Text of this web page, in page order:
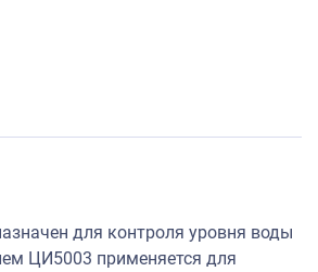
для контроля уровня воды
ЦИ5003 применяется для